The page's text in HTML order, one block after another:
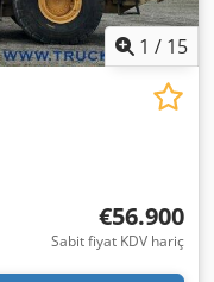
1 / 15
€56.900
Sabit fiyat KDV hariç